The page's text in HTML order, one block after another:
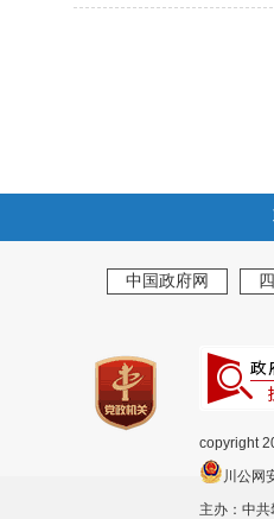
中国政府网
copyright
川公
主办：中